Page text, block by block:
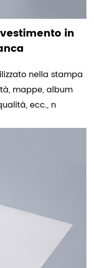
in
nella stampa
mappe, album
ecc., n